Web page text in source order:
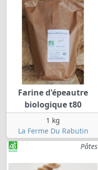
Farine d'épeautre
biologique t80
1 kg
La Ferme Du Rabutin
Pâtes